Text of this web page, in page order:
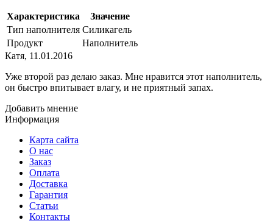
Характеристика
Значение
Тип наполнителя Силикагель
Продукт
Наполнитель
Катя, 11.01.2016
Уже второй раз делаю заказ. Мне нравится этот наполнитель,
он быстро впитывает влагу, и не приятный запах.
Добавить мнение
Информация
Карта сайта
О нас
Заказ
Оплата
Доставка
Гарантия
Статьи
Контакты